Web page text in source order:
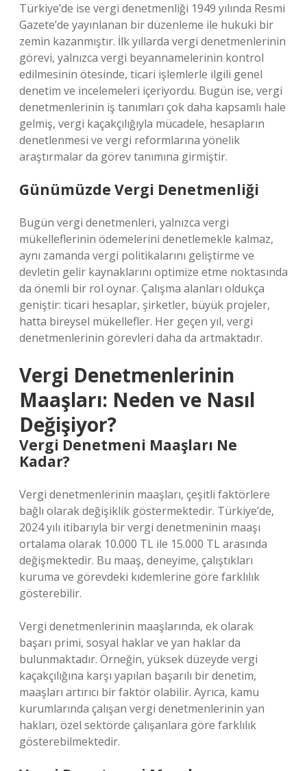
Türkiye’de ise vergi denetmenliği 1949 yılında Resmi
Gazete’de yayınlanan bir düzenleme ile hukuki bir
zemin kazanmıştır. İlk yıllarda vergi denetmenlerinin
görevi, yalnızca vergi beyannamelerinin kontrol
edilmesinin ötesinde, ticari işlemlerle ilgili genel
denetim ve incelemeleri içeriyordu. Bugün ise, vergi
denetmenlerinin iş tanımları çok daha kapsamlı hale
gelmiş, vergi kaçakçılığıyla mücadele, hesapların
denetlenmesi ve vergi reformlarına yönelik
araştırmalar da görev tanımına girmiştir.
Günümüzde Vergi Denetmenliği
Bugün vergi denetmenleri, yalnızca vergi
mükelleflerinin ödemelerini denetlemekle kalmaz,
aynı zamanda vergi politikalarını geliştirme ve
devletin gelir kaynaklarını optimize etme noktasında
da önemli bir rol oynar. Çalışma alanları oldukça
geniştir: ticari hesaplar, şirketler, büyük projeler,
hatta bireysel mükellefler. Her geçen yıl, vergi
denetmenlerinin görevleri daha da artmaktadır.
Vergi Denetmenlerinin
Maaşları: Neden ve Nasıl
Değişiyor?
Vergi Denetmeni Maaşları Ne
Kadar?
Vergi denetmenlerinin maaşları, çeşitli faktörlere
bağlı olarak değişiklik göstermektedir. Türkiye’de,
2024 yılı itibarıyla bir vergi denetmeninin maaşı
ortalama olarak 10.000 TL ile 15.000 TL arasında
değişmektedir. Bu maaş, deneyime, çalıştıkları
kuruma ve görevdeki kıdemlerine göre farklılık
gösterebilir.
Vergi denetmenlerinin maaşlarında, ek olarak
başarı primi, sosyal haklar ve yan haklar da
bulunmaktadır. Örneğin, yüksek düzeyde vergi
kaçakçılığına karşı yapılan başarılı bir denetim,
maaşları artırıcı bir faktör olabilir. Ayrıca, kamu
kurumlarında çalışan vergi denetmenlerinin yan
hakları, özel sektörde çalışanlara göre farklılık
gösterebilmektedir.